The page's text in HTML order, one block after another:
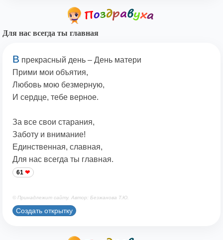
Для нас всегда ты главная
В прекрасный день – День матери
Прими мои объятия,
Любовь мою безмерную,
И сердце, тебе верное.
За все свои старания,
Заботу и внимание!
Единственная, славная,
Для нас всегда ты главная.
61
© Принадлежит сайту. Автор: Безжанова Т.Ю.
Создать открытку